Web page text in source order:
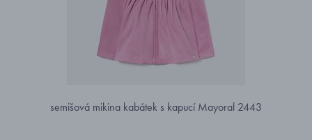
semišová mikina kabátek s kapucí Mayoral 2443